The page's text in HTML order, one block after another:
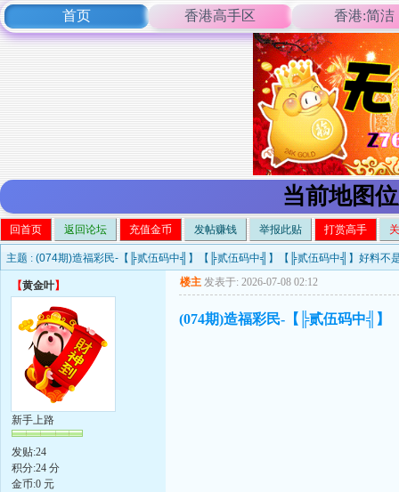
首页 香港高手区 香港:简洁
当前地图
回首页 返回论坛 充值金币 发帖赚钱 举报此贴 打赏高手
主题 : (074期)造福彩民-【╠贰伍码中╣】【╠贰伍码中╣】【╠贰伍码中╣】好料不
【黄金叶】
新手上路
发贴:24
积分:24 分
金币:0 元
楼主 发表于: 2026-07-08 02:12
(074期)造福彩民-【╠贰伍码中╣